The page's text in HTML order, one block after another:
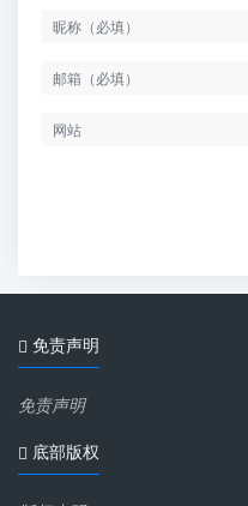
免责声明
免责声明
底部版权